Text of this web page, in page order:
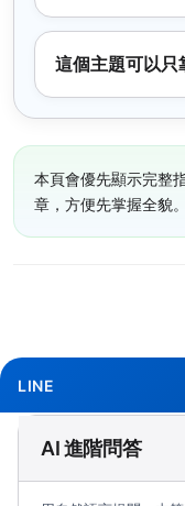
這個主題可以只
本頁會優先顯示完整
章，方便先掌握全貌。
LINE
AI 進階問答